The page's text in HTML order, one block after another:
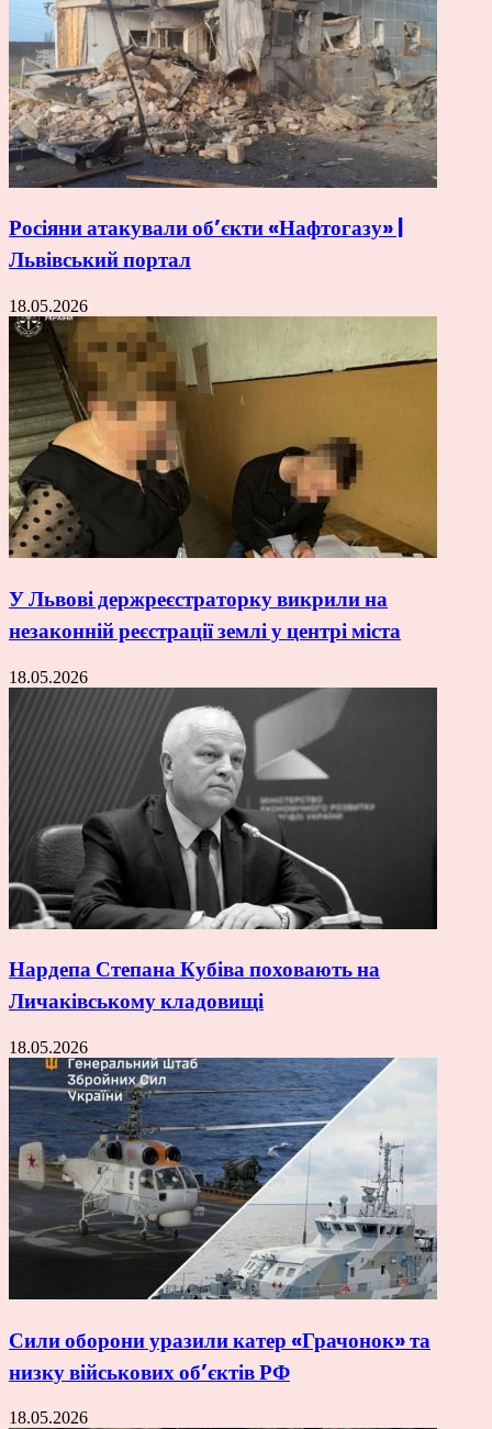
Росіяни атакували об’єкти «Нафтогазу» |
Львівський портал
18.05.2026
У Львові держреєстраторку викрили на
незаконній реєстрації землі у центрі міста
18.05.2026
Нардепа Степана Кубіва поховають на
Личаківському кладовищі
18.05.2026
Сили оборони уразили катер «Грачонок» та
низку військових об’єктів РФ
18.05.2026